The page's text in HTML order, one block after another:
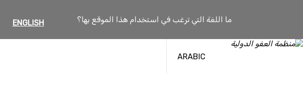
ما اللغة التي ترغب في استخدام هذا الموقع بها؟ ENGLISH
ARABIC